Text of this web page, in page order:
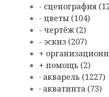
- сценография
- цветы (104)
- чертёж (2)
- эскиз (207)
+
+ помощь (2)
∙ акварель (1227)
∙ акватинта (73)